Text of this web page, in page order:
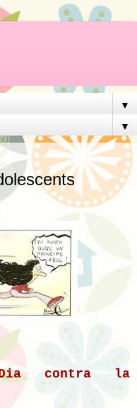
▼
▼
contra la